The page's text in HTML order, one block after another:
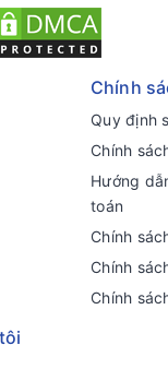
Chính
Quy định
Chính
Hướng
toán
Chính
Chính
Chính